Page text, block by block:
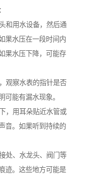
和用水设备，然后通
果水压在一段时间内
果水压下降，可能存
观察水表的指针是否
可能有漏水现象。
，用耳朵贴近水管或
音。如果听到持续的
处、水龙头、阀门等
迹。这些地方可能是